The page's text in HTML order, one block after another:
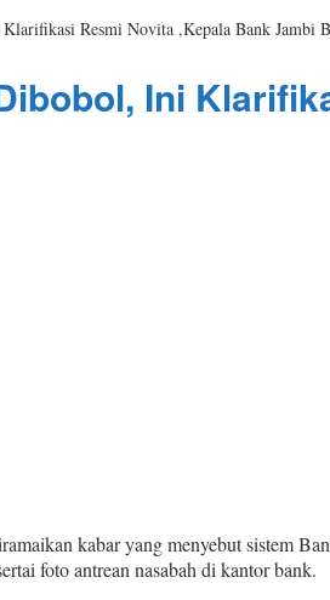
Resmi Novita ,Kepala Bank Jambi
Ini
kabar yang menyebut sistem
foto antrean nasabah di kantor bank.